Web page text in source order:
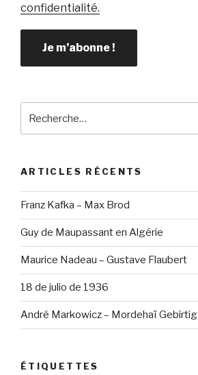
confidentialité.
pour
ARTICLES RÉCENTS
Franz Kafka – Max Brod
Guy de Maupassant en Algérie
Maurice Nadeau – Gustave Flaubert
18 de julio de 1936
André Markowicz – Mordehaï Gebirtig
ÉTIQUETTES